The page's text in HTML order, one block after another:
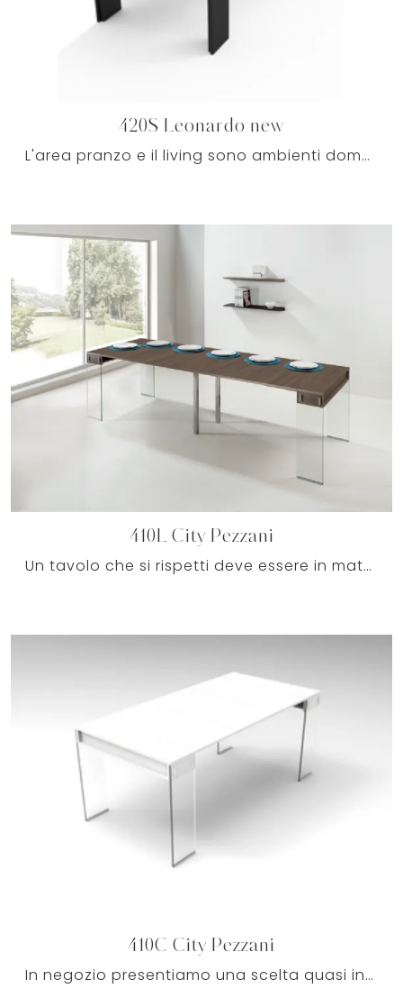
420S Leonardo new
L'area pranzo e il living sono ambienti domestici per eccellenza dedicati alla socializzazione, dove ci si ritrova intorno al tavolo con familiari e ...
410L City Pezzani
Un tavolo che si rispetti deve essere in materiali pregiati, affinchè sia resistente e preservi nel tempo il valore estetico che lo ...
410C City Pezzani
In negozio presentiamo una scelta quasi infinita di composizioni da pranzo, tra cui anche il 410C City Pezzani in laminato di charme.